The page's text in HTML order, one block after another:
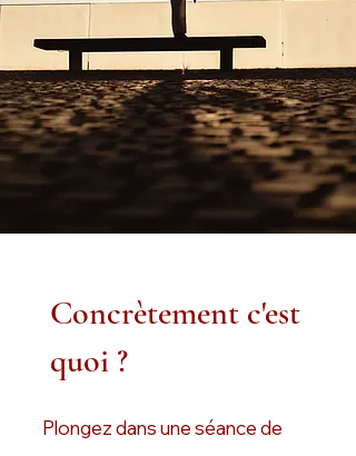
Concrètement c'est
quoi ?
Plongez dans une séance de